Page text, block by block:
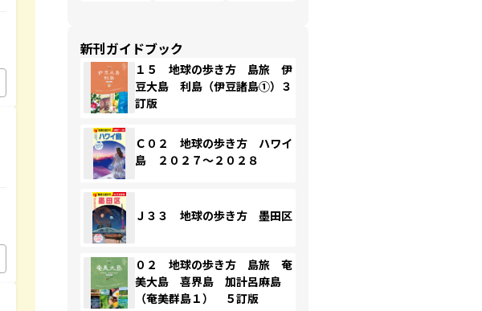
新刊ガイドブック
１５ 地球の歩き方 島旅 伊
豆大島 利島（伊豆諸島①）３
訂版
Ｃ０２ 地球の歩き方 ハワイ
島 ２０２７～２０２８
Ｊ３３ 地球の歩き方 墨田区
０２ 地球の歩き方 島旅 奄
美大島 喜界島 加計呂麻島
（奄美群島１） ５訂版